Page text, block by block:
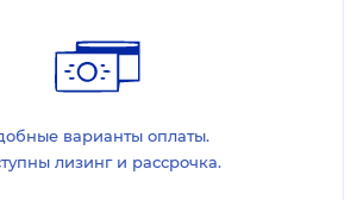
варианты оплаты.
лизинг и рассрочка.